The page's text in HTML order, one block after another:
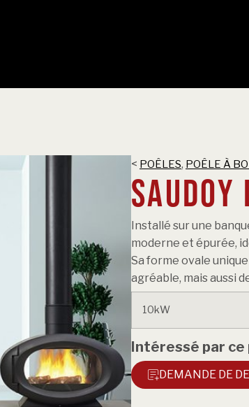
< POÊLES, POÊLE À
SAUDOY
Installé sur une
moderne et épurée,
Sa forme ovale
agréable, mais aussi
10kW
Intéressé par ce
DEMANDE DE